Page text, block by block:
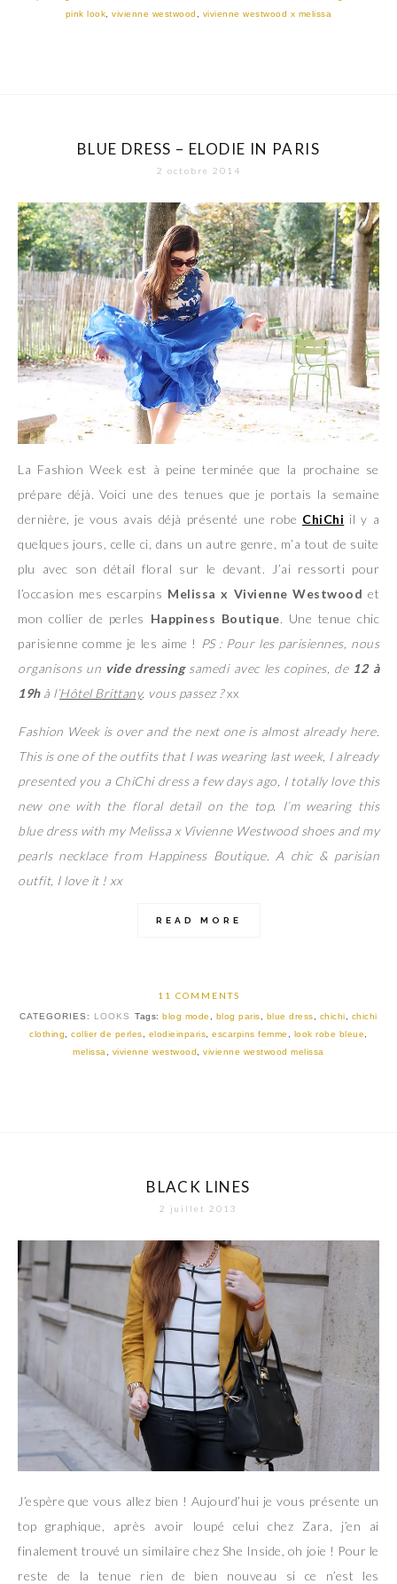
pink look ,vivienne westwood vivienne westwood x melissa
BLUE DRESS – ELODIE IN PARIS
2 octobre 2014
La Fashion Week est à peine terminée que la prochaine se
prépare déjà. Voici une des tenues que je portais la semaine
dernière, je vous avais déjà présenté une robe ChiChi il y a
quelques jours, celle ci, dans un autre genre, m’a tout de suite
plu avec son détail floral sur le devant. J’ai ressorti pour
l’occasion mes escarpins Melissa x Vivienne Westwood et
mon collier de perles Happiness Boutique. Une tenue chic
parisienne comme je les aime ! PS : Pour les parisiennes, nous
organisons un vide dressingsamedi avec les copines, de12 à
19hà l’Hôtel Brittany, vous passez ?xx
Fashion Week is over and the next one is almost already here.
This is one of the outfits that I was wearing last week, I already
presented you a ChiChi dress a few days ago, I totally love this
new one with the floral detail on the top. I’m wearing this
blue dress with my Melissa x Vivienne Westwood shoes and my
pearls necklace from Happiness Boutique. A chic & parisian
outfit, I love it ! xx
READ MORE
11 COMMENTS
CATEGORIES: LOOKS Tags:blog mode blog paris blue dress chichi
chichi
clothing
,collier de perles elodieinparis ,escarpins femme look robe bleue
melissa
vivienne westwood ,vivienne westwood melissa
BLACK LINES
2 juillet 2013
J’espère que vous allez bien ! Aujourd’hui je vous présente un
top graphique, après avoir loupé celui chez Zara, j’en ai
finalement trouvé un similaire chez She Inside, oh joie ! Pour le
reste de la tenue rien de bien nouveau si ce n’est les